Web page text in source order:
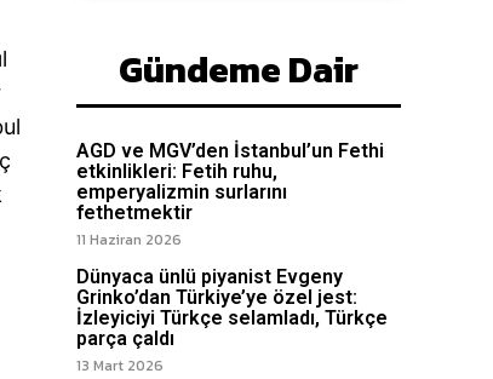
Gündeme Dair
AGD ve MGV’den İstanbul’un Fethi
etkinlikleri: Fetih ruhu,
emperyalizmin surlarını
fethetmektir
11 Haziran 2026
Dünyaca ünlü piyanist Evgeny
Grinko’dan Türkiye’ye özel jest:
İzleyiciyi Türkçe selamladı, Türkçe
parça çaldı
13 Mart 2026